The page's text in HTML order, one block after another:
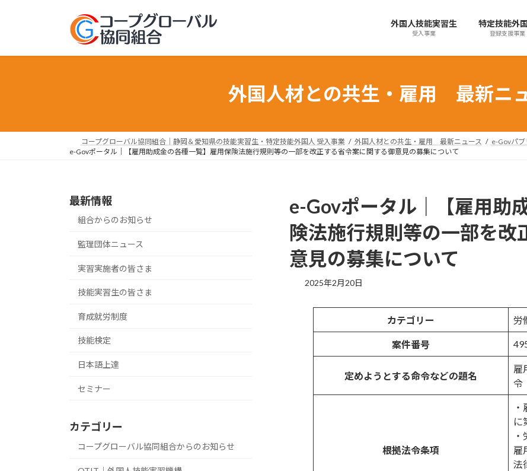
プ
動
外国人技能実習生
受入事業
特定技能外
登録支援事業
外国人材との共生・雇用 最新ニ
コープグローバル協同組合｜静岡＆愛知県の技能実習生・特定技能外国人 受入事業 外国人材との共生・雇用 最新ニュース
e-Govパブ
e-Govポータル｜【雇用助成金の各種一覧】雇用保険法施行規則等の一部を改正する省令案に関する御意見の募集について
e-Govポータル｜【雇用助
険法施行規則等の一部を改
意見の募集について
2025年2月20日
更
新
日
時
カテゴリー 労
案件番号
定めようとする命令などの題名
雇
令
根拠法令条項
に
雇
法
最新情報
組合からのお知らせ
監理団体ニュース
実習実施者の皆さま
技能実習生の皆さま
育成就労制度
技能検定
日本語上達
セミナー
カテゴリー
コープグローバル協同組合からのお知らせ